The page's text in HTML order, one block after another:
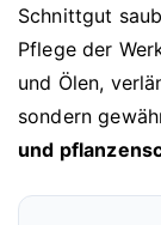
Schnittgut
Pflege der
und Ölen,
sondern
und